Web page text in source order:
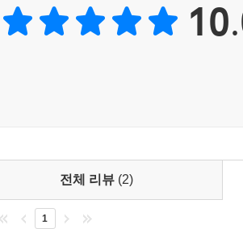
왜 이리 찬란한가』는 고통과 절망의 순
입김
는 것의 가냘프고
한 입김 느끼며
마음 사랑하는 마음
전체 리뷰 (2)
1